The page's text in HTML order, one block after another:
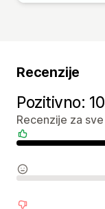
Recenzije
Pozitivno:
Recenzije za
Pozitivne
Neutralne